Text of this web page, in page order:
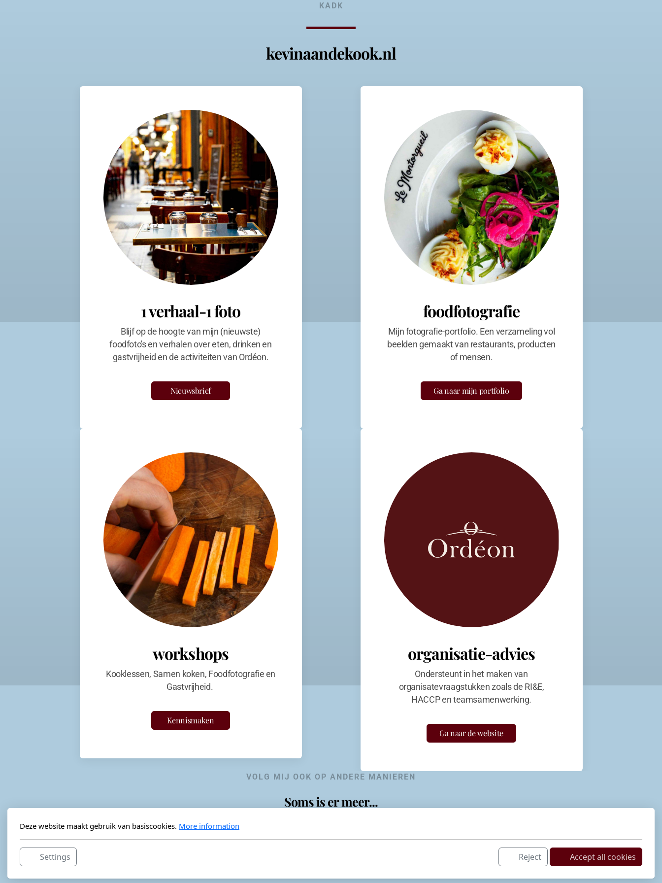
KADK
kevinaandekook.nl
1 verhaal-1 foto
Blijf op de hoogte van mijn (nieuwste)
foodfoto's en verhalen over eten, drinken en
gastvrijheid en de activiteiten van Ordéon.
Nieuwsbrief
foodfotografie
Mijn fotografie-portfolio. Een verzameling vol
beelden gemaakt van restaurants, producten
of mensen.
Ga naar mijn portfolio
workshops
Kooklessen, Samen koken, Foodfotografie en
Gastvrijheid.
Kennismaken
organisatie-advies
Ondersteunt in het maken van
organisatevraagstukken zoals de RI&E,
HACCP en teamsamenwerking.
Ga naar de website
VOLG MIJ OOK OP ANDERE MANIEREN
Soms is er meer...
Deze website maakt gebruik van basiscookies. More information
Settings Reject Accept all cookies